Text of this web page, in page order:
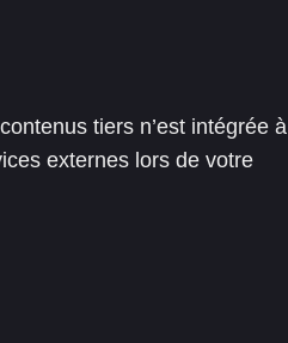
tiers n’est intégrée à
externes lors de votre